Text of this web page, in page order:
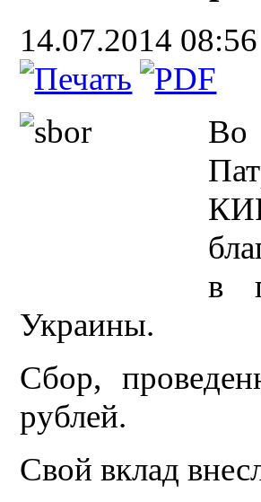
14.07.2014 08:56
Во
в
Украины.
Сбор,
рублей.
Свой вклад